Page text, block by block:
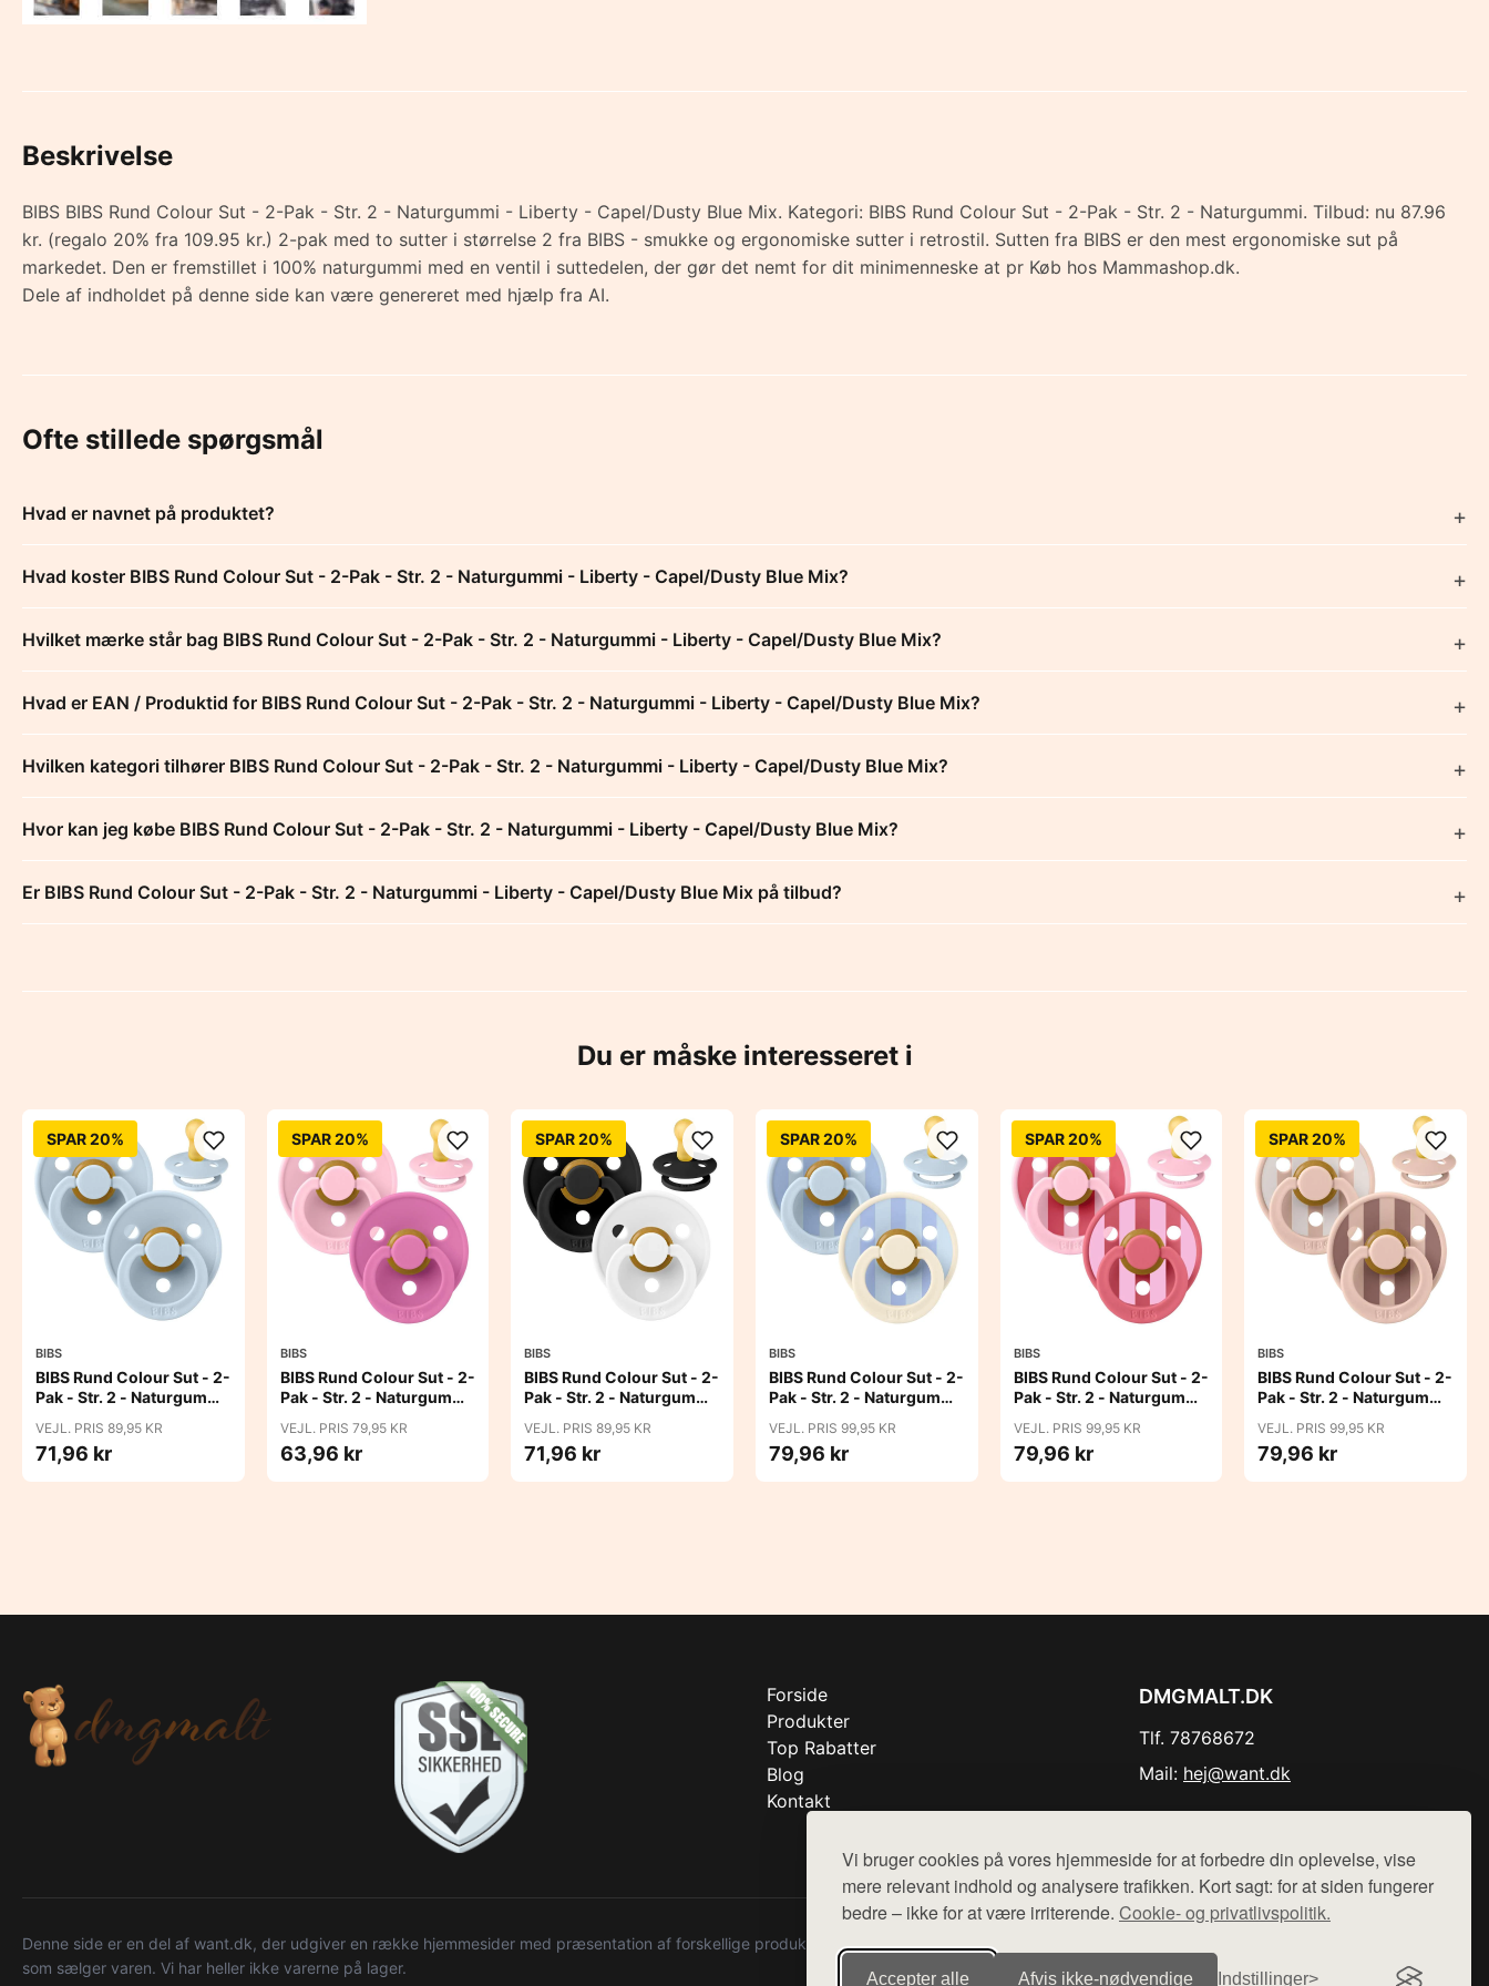
Vi bruger cookies på vores hjemmeside for at forbedre din oplevelse, vise
mere relevant indhold og analysere trafikken. Kort sagt: for at siden fungerer
bedre – ikke for at være irriterende. Cookie- og privatlivspolitik.
Accepter alle Afvis ikke‑nødvendige Indstillinger
Beskrivelse
BIBS BIBS Rund Colour Sut - 2-Pak - Str. 2 - Naturgummi - Liberty - Capel/Dusty Blue Mix. Kategori: BIBS Rund Colour Sut - 2-Pak - Str. 2 - Naturgummi. Tilbud: nu 87.96
kr. (regalo 20% fra 109.95 kr.) 2-pak med to sutter i størrelse 2 fra BIBS - smukke og ergonomiske sutter i retrostil. Sutten fra BIBS er den mest ergonomiske sut på
markedet. Den er fremstillet i 100% naturgummi med en ventil i suttedelen, der gør det nemt for dit minimenneske at pr Køb hos Mammashop.dk.
Dele af indholdet på denne side kan være genereret med hjælp fra AI.
Ofte stillede spørgsmål
Hvad er navnet på produktet?
Hvad koster BIBS Rund Colour Sut - 2-Pak - Str. 2 - Naturgummi - Liberty - Capel/Dusty Blue Mix?
Hvilket mærke står bag BIBS Rund Colour Sut - 2-Pak - Str. 2 - Naturgummi - Liberty - Capel/Dusty Blue Mix?
Hvad er EAN / Produktid for BIBS Rund Colour Sut - 2-Pak - Str. 2 - Naturgummi - Liberty - Capel/Dusty Blue Mix?
Hvilken kategori tilhører BIBS Rund Colour Sut - 2-Pak - Str. 2 - Naturgummi - Liberty - Capel/Dusty Blue Mix?
Hvor kan jeg købe BIBS Rund Colour Sut - 2-Pak - Str. 2 - Naturgummi - Liberty - Capel/Dusty Blue Mix?
Er BIBS Rund Colour Sut - 2-Pak - Str. 2 - Naturgummi - Liberty - Capel/Dusty Blue Mix på tilbud?
Du er måske interesseret i
SPAR 20%
BIBS
BIBS Rund Colour Sut - 2-
Pak - Str. 2 - Naturgummi
VEJL. PRIS 89,95 KR
71,96 kr
SPAR 20%
BIBS
BIBS Rund Colour Sut - 2-
Pak - Str. 2 - Naturgummi
VEJL. PRIS 79,95 KR
63,96 kr
SPAR 20%
BIBS
BIBS Rund Colour Sut - 2-
Pak - Str. 2 - Naturgummi
VEJL. PRIS 89,95 KR
71,96 kr
SPAR 20%
BIBS
BIBS Rund Colour Sut - 2-
Pak - Str. 2 - Naturgummi
Blue/Dusty Blue Mix
VEJL. PRIS 99,95 KR
79,96 kr
SPAR 20%
BIBS
BIBS Rund Colour Sut - 2-
Pak - Str. 2 - Naturgummi
Pink/Coral Mix
VEJL. PRIS 99,95 KR
79,96 kr
SPAR 20%
BIBS
BIBS Rund Colour Sut - 2-
Pak - Str. 2 - Naturgummi
VEJL. PRIS 99,95 KR
79,96 kr
Forside
Produkter
Top Rabatter
Blog
Kontakt
DMGMALT.DK
Tlf. 78768672
Mail: hej@want.dk
Denne side er en del af want.dk, der udgiver en række hjemmesider med præsentation af forskellige produkter fra diverse webshops. Der sælges ikke varer fra denne side - vi henviser til de shops,
som sælger varen. Vi har heller ikke varerne på lager.